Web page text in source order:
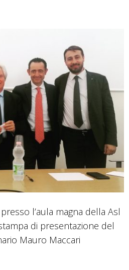
l’aula magna della Asl
di presentazione del
Mauro Maccari